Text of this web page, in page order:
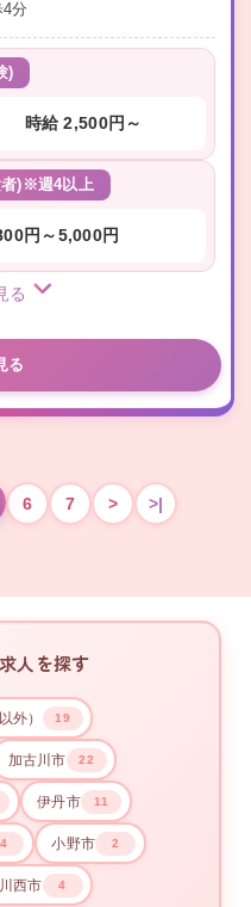
分
)
時給 2,500円～
者)※週4以上
円～5,000円
る
る
6 7 > >|
人を探す
外） 19
加古川市 22
伊丹市 11
4 小野市 2
西市 4